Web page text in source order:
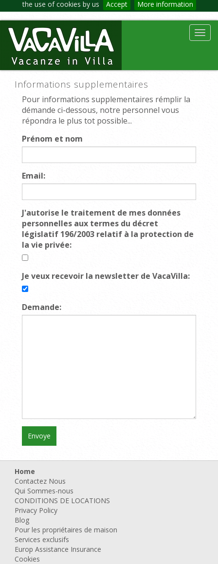
the use of cookies by us Accept More information
Informations supplementaires
Pour informations supplementaires rémplir la
démande ci-dessous, notre personnel vous
répondra le plus tot possible...
Prénom et nom
Email:
J'autorise le traitement de mes données
personnelles aux termes du décret
législatif 196/2003 relatif à la protection de
la vie privée:
Je veux recevoir la newsletter de VacaVilla:
Demande:
Home
Contactez Nous
Qui Sommes-nous
CONDITIONS DE LOCATIONS
Privacy Policy
Blog
Pour les propriétaires de maison
Services exclusifs
Europ Assistance Insurance
Cookies